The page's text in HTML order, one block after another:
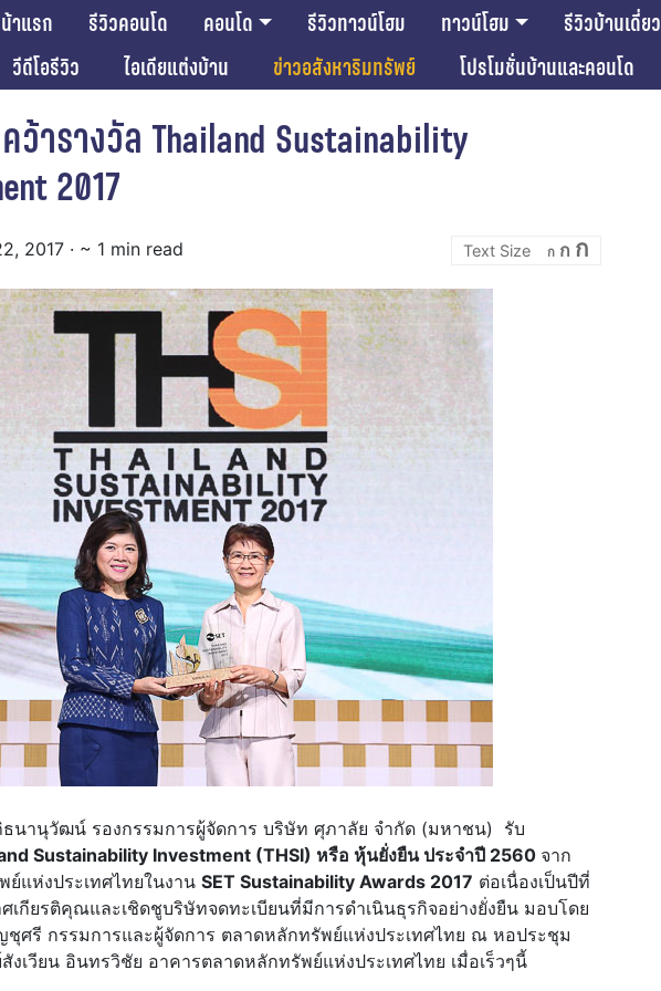
าแรก รีวิวคอนโด คอนโด รีวิวทาวน์โฮม ทาวน์โฮม รีวิวบ้านเดี่ยว
วีดีโอรีวิว
ไอเดียแต่งบ้าน ข่าวอสังหาริมทรัพย์ โปรโมชั่นบ้านและคอนโด
ว้ารางวัล Thailand Sustainability
2017
2017 · ~ 1 min read ก
Decrease
font
size.
ก Reset
font
ก
นานุวัฒน์ รองกรรมการผู้จัดการ บริษัท ศุภาลัย จำกัด (มหาชน) รับ
Sustainability Investment (THSI) หรือ หุ้นยั่งยืน ประจำปี 2560 จาก
แห่งประเทศไทยในงาน SET Sustainability Awards 2017 ต่อเนื่องเป็นปีที่
เกียรติคุณและเชิดชูบริษัทจดทะเบียนที่มีการดำเนินธุรกิจอย่างยั่งยืน มอบโดย
ศรี กรรมการและผู้จัดการ ตลาดหลักทรัพย์แห่งประเทศไทย ณ หอประชุม
งเวียน อินทรวิชัย อาคารตลาดหลักทรัพย์แห่งประเทศไทย เมื่อเร็วๆนี้